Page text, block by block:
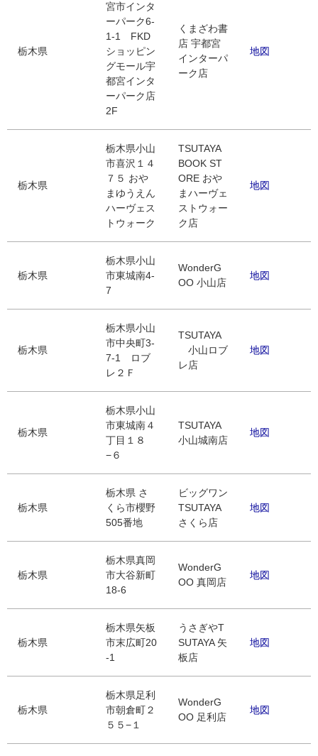
栃木県
宮市インタ
ーパーク6-
1-1 FKD
ショッピン
グモール宇
都宮インタ
ーパーク店
2F
くまざわ書
店 宇都宮
インターパ
ーク店
地図
栃木県
栃木県小山
市喜沢１４
７５ おや
まゆうえん
ハーヴェス
トウォーク
TSUTAYA
BOOK ST
ORE おや
まハーヴェ
ストウォー
ク店
地図
栃木県
栃木県小山
市東城南4-
7
WonderG
OO 小山店
地図
栃木県
栃木県小山
市中央町3-
7-1 ロブ
レ２Ｆ
TSUTAYA
小山ロブ
レ店
地図
栃木県
栃木県小山
市東城南４
丁目１８
−６
TSUTAYA
小山城南店
地図
栃木県
栃木県 さ
くら市櫻野
505番地
ビッグワン
TSUTAYA
さくら店
地図
栃木県
栃木県真岡
市大谷新町
18-6
WonderG
OO 真岡店
地図
栃木県
栃木県矢板
市末広町20
-1
うさぎやT
SUTAYA 矢
板店
地図
栃木県
栃木県足利
市朝倉町２
５５−１
WonderG
OO 足利店
地図